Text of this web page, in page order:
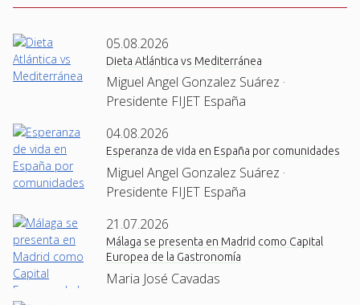
05.08.2026
Dieta Atlántica vs Mediterránea
Miguel Angel Gonzalez Suárez ·
Presidente FIJET España
04.08.2026
Esperanza de vida en España por comunidades
Miguel Angel Gonzalez Suárez ·
Presidente FIJET España
21.07.2026
Málaga se presenta en Madrid como Capital
Europea de la Gastronomía
Maria José Cavadas